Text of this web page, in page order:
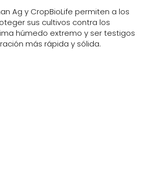
Ag y CropBioLife permiten a los
sus cultivos contra los
húmedo extremo y ser testigos
más rápida y sólida.